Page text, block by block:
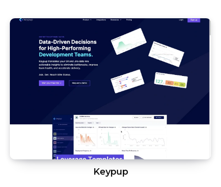
Keypup